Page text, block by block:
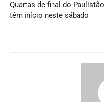
Quartas de final do Paulistão
têm início neste sábado